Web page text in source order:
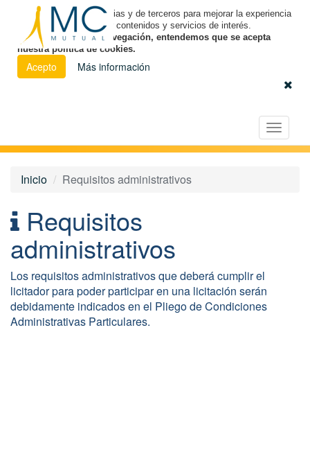
Utilizamos cookies propias y de terceros para mejorar la experiencia
de navegación y ofrecer contenidos y servicios de interés.
Al continuar con la navegación, entendemos que se acepta
nuestra política de cookies.
Acepto Más información
Toggle
Licitación Electrónica
Inicio Requisitos administrativos
Requisitos
administrativos
Los requisitos administrativos que deberá cumplir el
licitador para poder participar en una licitación serán
debidamente indicados en el Pliego de Condiciones
Administrativas Particulares.